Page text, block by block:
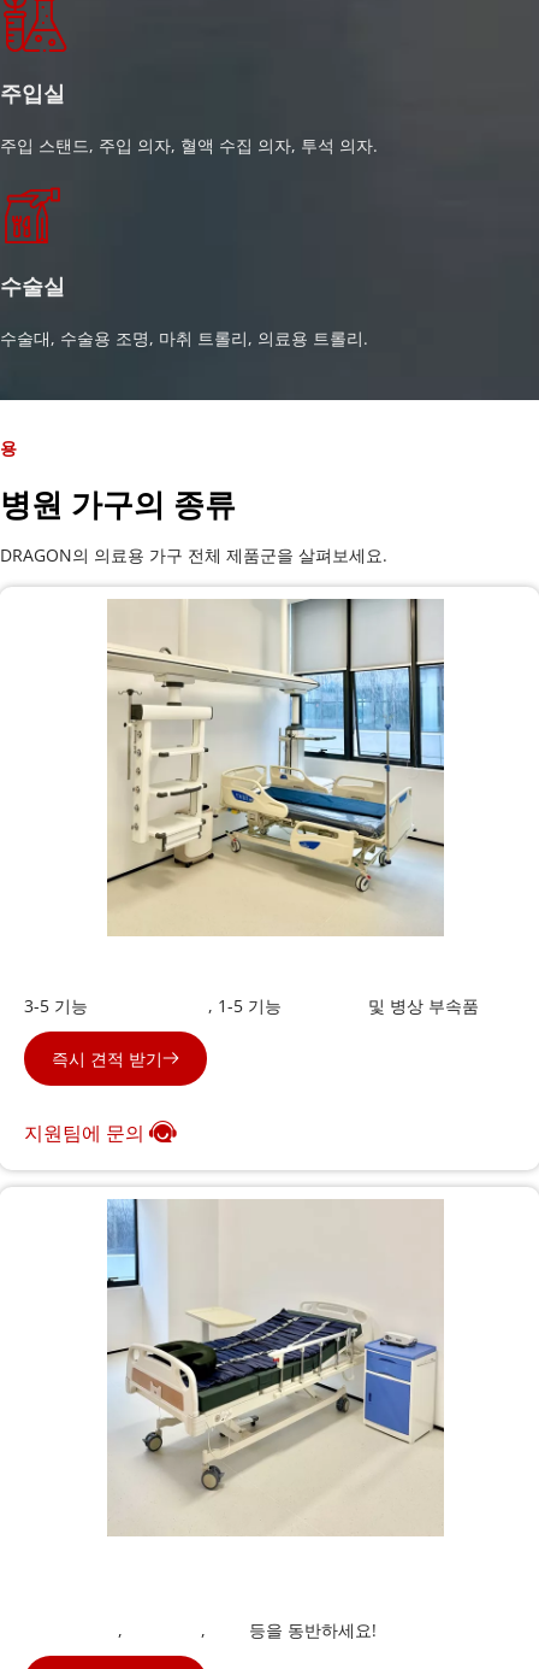
주입실
주입 스탠드, 주입 의자, 혈액 수집 의자, 투석 의자.
수술실
수술대, 수술용 조명, 마취 트롤리, 의료용 트롤리.
용
병원 가구의 종류
DRAGON의 의료용 가구 전체 제품군을 살펴보세요.
3-5 기능 , 1-5 기능 및 병상 부속품
즉시 견적 받기
지원팀에 문의
, , 등을 동반하세요!